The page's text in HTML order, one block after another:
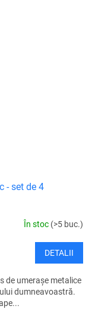
- set de 4
În stoc (>5 buc.)
DETALII
de umerașe metalice
dumneavoastră.